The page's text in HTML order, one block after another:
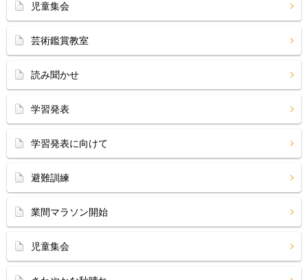
児童集会
芸術鑑賞教室
読み聞かせ
学習発表
学習発表に向けて
避難訓練
業間マラソン開始
児童集会